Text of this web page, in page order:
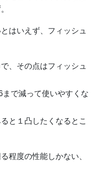
はいえず、フィッシュ
、その点はフィッシュ
で減って使いやすくな
と１凸したくなるとこ
程度の性能しかない、